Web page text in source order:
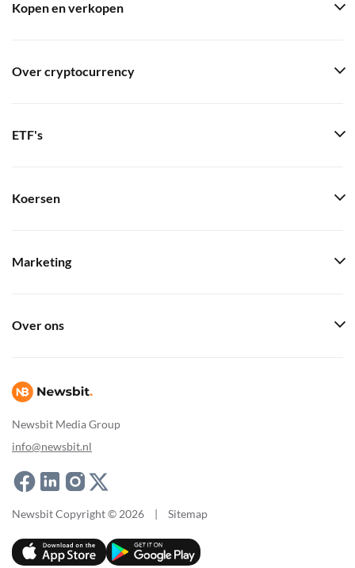
Newsbit Media Group
info@newsbit.nl
Kopen en verkopen
Over cryptocurrency
ETF's
Koersen
Marketing
Over ons
Newsbit Copyright © 2026 | Sitemap